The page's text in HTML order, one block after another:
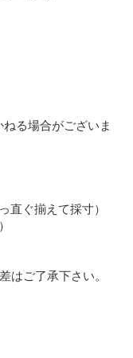
る場合がございま
直ぐ揃えて採寸）
はご了承下さい。